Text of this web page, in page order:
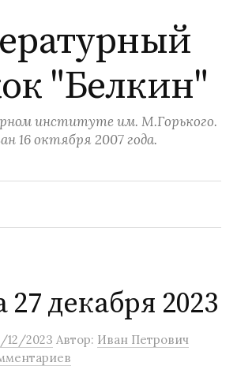
"Белкин"
институте им. М.Горького.
16 октября 2007 года.
27 декабря 2023
12/2023 Автор: Иван Петрович